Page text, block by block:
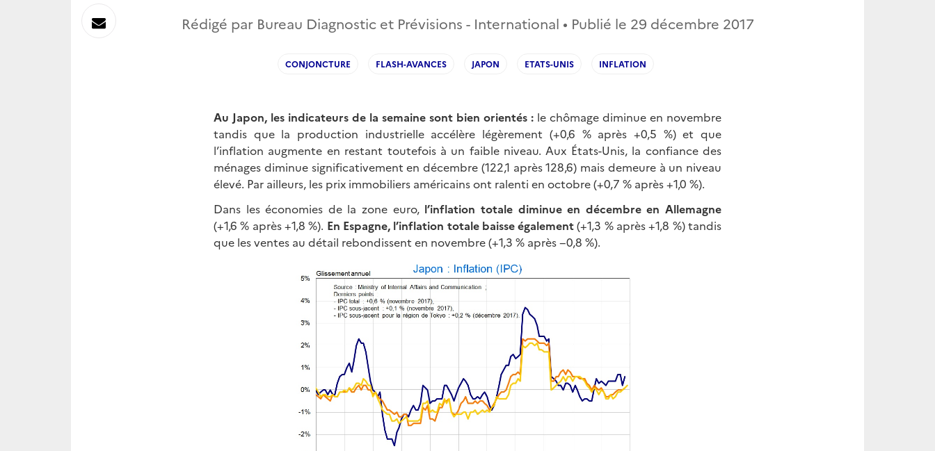
Rédigé par Bureau Diagnostic et Prévisions - International • Publié le 29 décembre 2017
CONJONCTURE FLASH-AVANCES JAPON ETATS-UNIS INFLATION
Au Japon, les indicateurs de la semaine sont bien orientés : le chômage diminue en novembre
tandis que la production industrielle accélère légèrement (+0,6 % après +0,5 %) et que
l’inflation augmente en restant toutefois à un faible niveau. Aux États-Unis, la confiance des
ménages diminue significativement en décembre (122,1 après 128,6) mais demeure à un niveau
élevé. Par ailleurs, les prix immobiliers américains ont ralenti en octobre (+0,7 % après +1,0 %).
Dans les économies de la zone euro, l’inflation totale diminue en décembre en Allemagne
(+1,6 % après +1,8 %). En Espagne, l’inflation totale baisse également(+1,3 % après +1,8 %) tandis
que les ventes au détail rebondissent en novembre (+1,3 % après −0,8 %).
sur
Envoyer